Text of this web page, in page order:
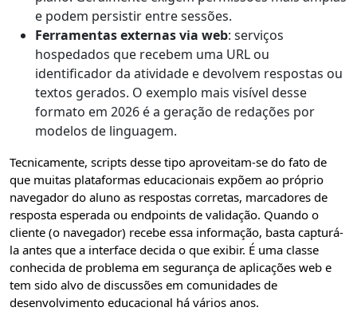
e podem persistir entre sessões.
Ferramentas externas via web: serviços
hospedados que recebem uma URL ou
identificador da atividade e devolvem respostas ou
textos gerados. O exemplo mais visível desse
formato em 2026 é a geração de redações por
modelos de linguagem.
Tecnicamente, scripts desse tipo aproveitam-se do fato de
que muitas plataformas educacionais expõem ao próprio
navegador do aluno as respostas corretas, marcadores de
resposta esperada ou endpoints de validação. Quando o
cliente (o navegador) recebe essa informação, basta capturá-
la antes que a interface decida o que exibir. É uma classe
conhecida de problema em segurança de aplicações web e
tem sido alvo de discussões em comunidades de
desenvolvimento educacional há vários anos.